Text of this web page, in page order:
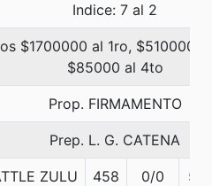
Indice: 7 al 2
$1700000 al 1ro, $510000
$85000 al 4to
Prop. FIRMAMENTO
Prep. L. G. CATENA
ZULU 458 0/0 53